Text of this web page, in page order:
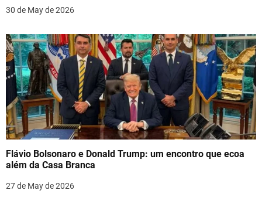
o
n
30 de May de 2026
Flávio Bolsonaro e Donald Trump: um encontro que ecoa
além da Casa Branca
27 de May de 2026